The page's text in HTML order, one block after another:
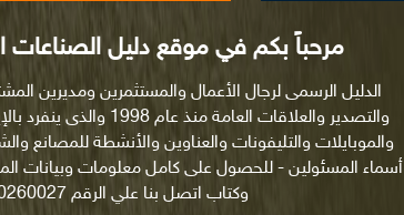
مرحباً بكم في موقع دليل
الدليل الرسمى لرجال الأعمال والمستثمرين ومديرين
والتصدير والعلاقات العامة
والموبايلات والتليفونات والعناوين والأنشطة للمصانع
أسماء المسئولين - للحصول على كامل معلومات
وكتاب اتصل بنا علي الرقم 01000260027